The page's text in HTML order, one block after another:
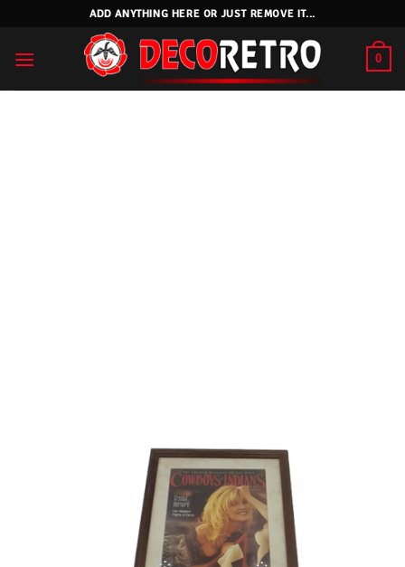
content
ADD ANYTHING HERE OR JUST REMOVE IT...
0